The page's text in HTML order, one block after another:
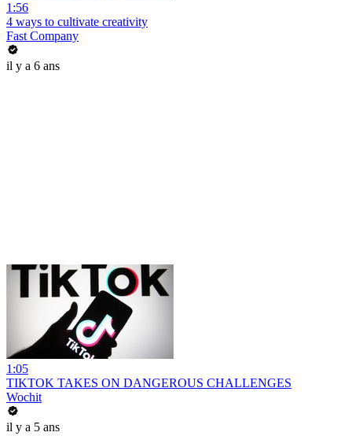
1:56
4 ways to cultivate creativity
Fast Company
il y a 6 ans
1:05
TIKTOK TAKES ON DANGEROUS CHALLENGES
Wochit
il y a 5 ans